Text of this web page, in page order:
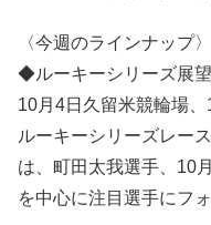
〈今週のラインナップ〉
◆ルーキーシリーズ展望
10月4日久留米競輪場
ルーキーシリーズレー
は、町田太我選手、10
を中心に注目選手にフ